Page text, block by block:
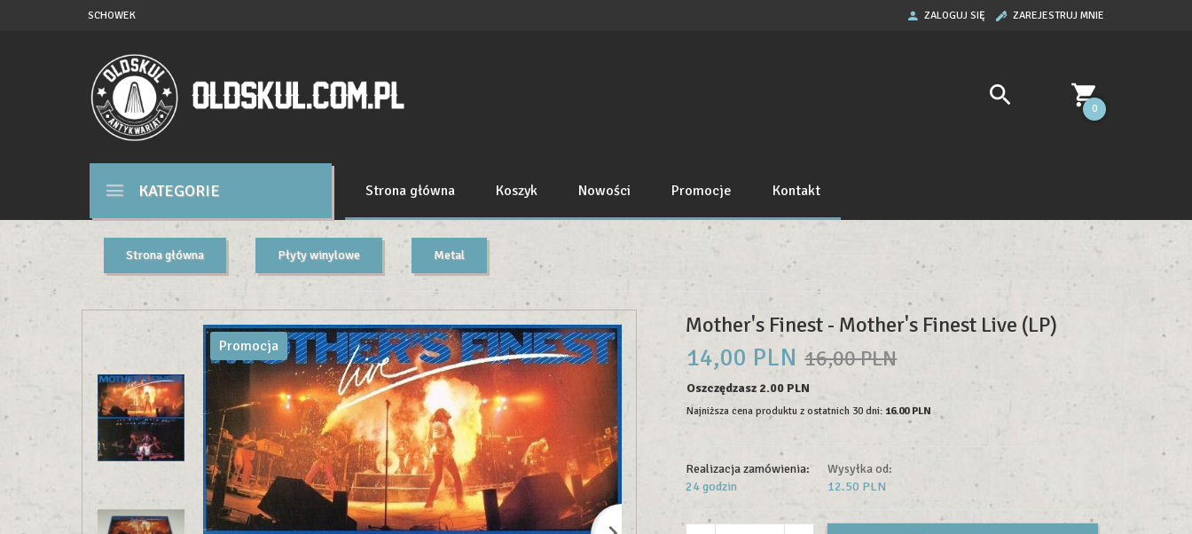
SCHOWEK ZALOGUJ SIĘ ZAREJESTRUJ MNIE
0
KATEGORIE Strona główna Koszyk Nowości Promocje Kontakt
Strona główna Płyty winylowe Metal
Promocja
Mother's Finest - Mother's Finest Live (LP)
14,00 PLN 16,00 PLN
Oszczędzasz 2.00 PLN
Najniższa cena produktu z ostatnich 30 dni:16.00 PLN
Realizacja zamówienia:
24 godzin
Wysyłka od:
12.50 PLN